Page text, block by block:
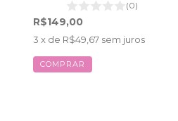
(0)
R$149,00
3 x de R$49,67 sem juros
COMPRAR